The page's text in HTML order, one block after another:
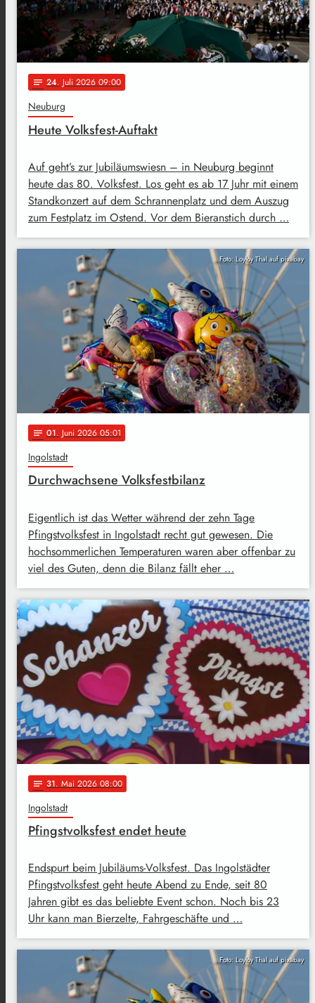
notes 24. Juli 2026 09:00
Neuburg
Heute Volksfest-Auftakt
Auf geht’s zur Jubiläumswiesn – in Neuburg beginnt
heute das 80. Volksfest. Los geht es ab 17 Juhr mit einem
Standkonzert auf dem Schrannenplatz und dem Auszug
zum Festplatz im Ostend. Vor dem Bieranstich durch …
Foto: Loyloy Thal auf pixabay
notes 01. Juni 2026 05:01
Ingolstadt
Durchwachsene Volksfestbilanz
Eigentlich ist das Wetter während der zehn Tage
Pfingstvolksfest in Ingolstadt recht gut gewesen. Die
hochsommerlichen Temperaturen waren aber offenbar zu
viel des Guten, denn die Bilanz fällt eher …
notes 31. Mai 2026 08:00
Ingolstadt
Pfingstvolksfest endet heute
Endspurt beim Jubiläums-Volksfest. Das Ingolstädter
Pfingstvolksfest geht heute Abend zu Ende, seit 80
Jahren gibt es das beliebte Event schon. Noch bis 23
Uhr kann man Bierzelte, Fahrgeschäfte und …
Foto: Loyloy Thal auf pixabay